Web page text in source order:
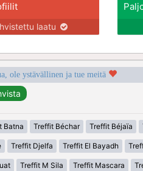
laatu
ole ystävällinen ja tue meitä
Batna Treffit Béchar Treffit Béjaïa
Treffit Djelfa Treffit El Bayadh
Treffit M Sila Treffit Mascara